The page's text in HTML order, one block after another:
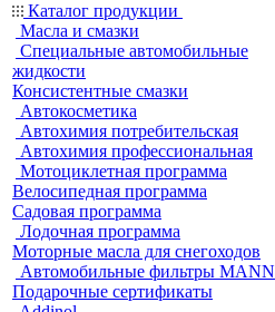
Каталог продукции
Масла и смазки
Специальные автомобильные
жидкости
Консистентные смазки
Автокосметика
Автохимия потребительская
Автохимия профессиональная
Мотоциклетная программа
Велосипедная программа
Садовая программа
Лодочная программа
Моторные масла для снегоходов
Автомобильные фильтры MANN
Подарочные сертификаты